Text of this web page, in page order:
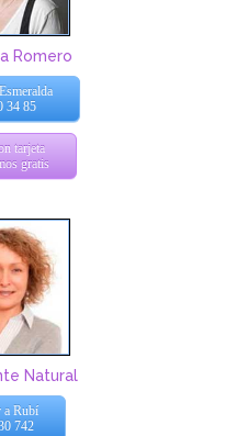
Romero
34 85
tarjeta
gratis
Natural
a Rubí
742